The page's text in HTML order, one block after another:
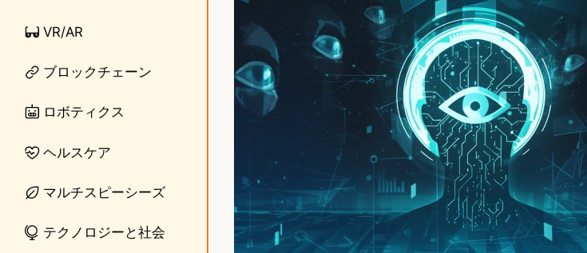
VR/AR
ブロックチェーン
ロボティクス
ヘルスケア
マルチスピーシーズ
テクノロジーと社会
e
s
t
o
n
u
e
s
c
e
b
o
o
k
t
e
n
a